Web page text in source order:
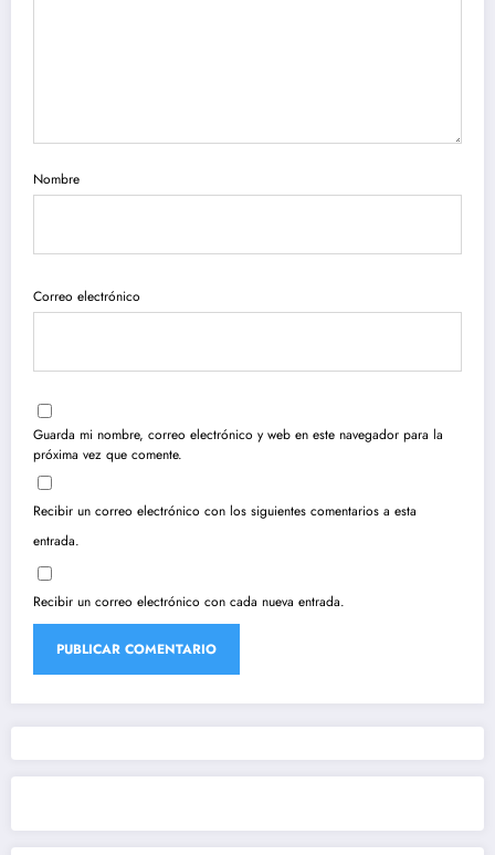
Nombre
Correo electrónico
Guarda mi nombre, correo electrónico y web en este navegador para la
próxima vez que comente.
Recibir un correo electrónico con los siguientes comentarios a esta
entrada.
Recibir un correo electrónico con cada nueva entrada.